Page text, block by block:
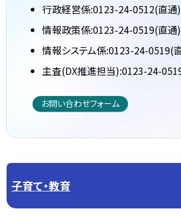
行政経営係:0123-24-0512(直通)
情報政策係:0123-24-0519(直通)
情報システム係:0123-24-0519(
主査(DX推進担当):0123-24-
お問い合わせフォーム
子育て・教育